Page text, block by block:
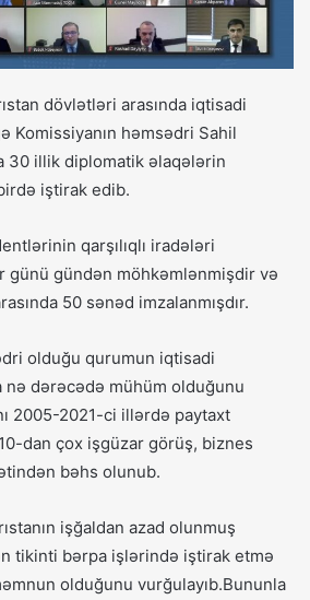
dövlətləri arasında iqtisadi
Komissiyanın həmsədri Sahil
30 illik diplomatik əlaqələrin
iştirak edib.
qarşılıqlı iradələri
günü gündən möhkəmlənmişdir və
50 sənəd imzalanmışdır.
olduğu qurumun iqtisadi
nə dərəcədə mühüm olduğunu
2005-2021-ci illərdə paytaxt
dan çox işgüzar görüş, biznes
bəhs olunub.
işğaldan azad olunmuş
tikinti bərpa işlərində iştirak etmə
olduğunu vurğulayıb.Bununla